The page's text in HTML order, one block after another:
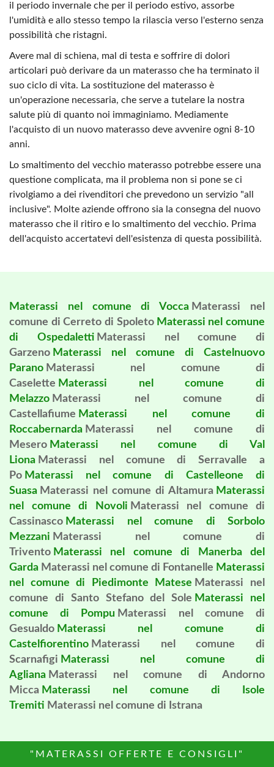
il periodo invernale che per il periodo estivo, assorbe
l'umidità e allo stesso tempo la rilascia verso l'esterno senza
possibilità che ristagni.
Avere mal di schiena, mal di testa e soffrire di dolori
articolari può derivare da un materasso che ha terminato il
suo ciclo di vita. La sostituzione del materasso è
un'operazione necessaria, che serve a tutelare la nostra
salute più di quanto noi immaginiamo. Mediamente
l'acquisto di un nuovo materasso deve avvenire ogni 8-10
anni.
Lo smaltimento del vecchio materasso potrebbe essere una
questione complicata, ma il problema non si pone se ci
rivolgiamo a dei rivenditori che prevedono un servizio "all
inclusive". Molte aziende offrono sia la consegna del nuovo
materasso che il ritiro e lo smaltimento del vecchio. Prima
dell'acquisto accertatevi dell'esistenza di questa possibilità.
Materassi nel comune di Vocca Materassi nel
comune di Cerreto di Spoleto Materassi nel comune
di Ospedaletti Materassi nel comune di
Garzeno Materassi nel comune di Castelnuovo
Parano Materassi nel comune di
Caselette Materassi nel comune di
Melazzo Materassi nel comune di
Castellafiume Materassi nel comune di
Roccabernarda Materassi nel comune di
Mesero Materassi nel comune di Val
Liona Materassi nel comune di Serravalle a
Po Materassi nel comune di Castelleone di
Suasa Materassi nel comune di Altamura Materassi
nel comune di Novoli Materassi nel comune di
Cassinasco Materassi nel comune di Sorbolo
Mezzani Materassi nel comune di
Trivento Materassi nel comune di Manerba del
Garda Materassi nel comune di Fontanelle Materassi
nel comune di Piedimonte Matese Materassi nel
comune di Santo Stefano del Sole Materassi nel
comune di Pompu Materassi nel comune di
Gesualdo Materassi nel comune di
Castelfiorentino Materassi nel comune di
Scarnafigi Materassi nel comune di
Agliana Materassi nel comune di Andorno
Micca Materassi nel comune di Isole
Tremiti Materassi nel comune di Istrana
"MATERASSI OFFERTE E CONSIGLI"